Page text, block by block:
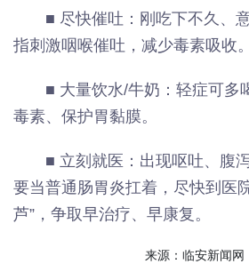
■ 尽快催吐：刚吃下不久、
指刺激咽喉催吐，减少毒素吸收。
■ 大量饮水/牛奶：轻症可多
毒素、保护胃黏膜。
■ 立刻就医：出现呕吐、腹
要当普通肠胃炎扛着，尽快到医
芦”，争取早治疗、早康复。
来源：临安新闻